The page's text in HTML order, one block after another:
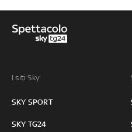
I siti Sky:
SKY SPORT
SKY TG24